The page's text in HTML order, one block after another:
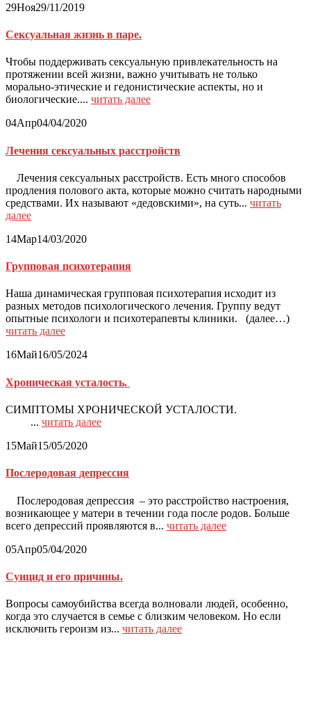
29Ноя29/11/2019
Сексуальная жизнь в паре.
Чтобы поддерживать сексуальную привлекательность на
протяжении всей жизни, важно учитывать не только
морально-этические и гедонистические аспекты, но и
биологические.... читать далее
04Апр04/04/2020
Лечения сексуальных расстройств
Лечения сексуальных расстройств. Есть много способов
продления полового акта, которые можно считать народными
средствами. Их называют «дедовскими», на суть... читать
далее
14Мар14/03/2020
Групповая психотерапия
Наша динамическая групповая психотерапия исходит из
разных методов психологического лечения. Группу ведут
опытные психологи и психотерапевты клиники. (далее…)
читать далее
16Май16/05/2024
Хроническая усталость.
СИМПТОМЫ ХРОНИЧЕСКОЙ УСТАЛОСТИ.
... читать далее
15Май15/05/2020
Послеродовая депрессия
Послеродовая депрессия – это расстройство настроения,
возникающее у матери в течении года после родов. Больше
всего депрессий проявляются в... читать далее
05Апр05/04/2020
Суицид и его причины.
Вопросы самоубийства всегда волновали людей, особенно,
когда это случается в семье с близким человеком. Но если
исключить героизм из... читать далее